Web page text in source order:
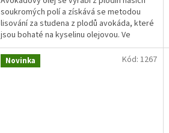
soukromých polí a získává se metodou
lisování za studena z plodů avokáda, které
jsou bohaté na kyselinu olejovou. Ve
srovnání s jinými...
Novinka Kód: 1267